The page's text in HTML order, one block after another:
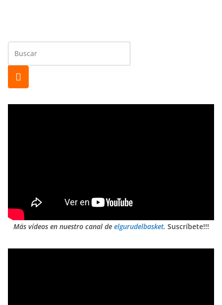
Más vídeos en nuestro canal de elgurudelbasket. Suscríbete!!!